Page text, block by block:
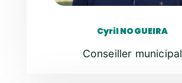
Cyril NOGUEIRA
Conseiller municipal